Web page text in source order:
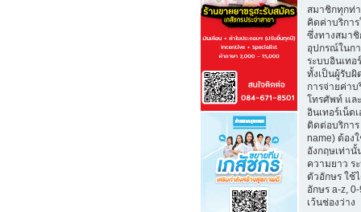
สมาชิกทุกท่
คิดค่าบริกา
ซึ่งทางสมา
อุปกรณ์ในก
ระบบอินเทอ
ทั้งเป็นผู้รับ
การจ่ายค่าบ
โทรศัพท์ แล
อินเทอร์เน็ต
ติดต่อบริการ
name) ต้อง
อังกฤษเท่า
ความยาว ร
ตัวอักษร ใช้
อักษร a-z,
เว้นช่องว่าง